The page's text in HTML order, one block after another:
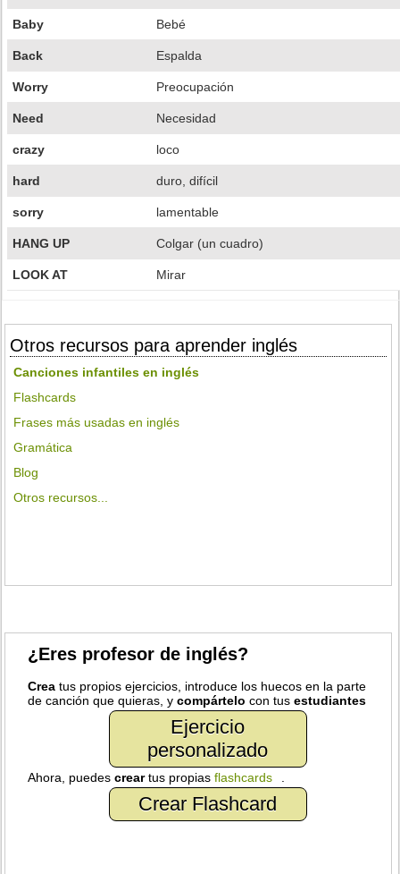
Baby Bebé
Back Espalda
Worry Preocupación
Need Necesidad
crazy loco
hard duro, difícil
sorry lamentable
HANG UP Colgar (un cuadro)
LOOK AT Mirar
Otros recursos para aprender inglés
Canciones infantiles en inglés
Flashcards
Frases más usadas en inglés
Gramática
Blog
Otros recursos...
¿Eres profesor de inglés?
Crea tus propios ejercicios, introduce los huecos en la parte
de canción que quieras, ycompártelo con tusestudiantes
Ejercicio
personalizado
Ahora, puedescreartus propiasflashcards
Crear Flashcard